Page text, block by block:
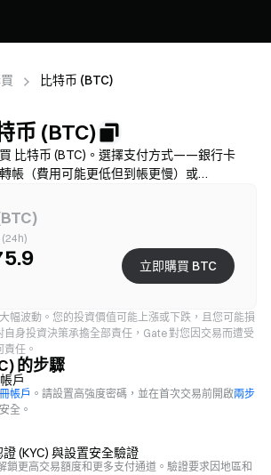
比特币 (BTC)
币 (BTC)
比特币 (BTC)。選擇支付方式——銀行卡
帳（費用可能更低但到帳更慢）或
KYC，並開啟 2FA 保護帳戶。可用性、限
地區和供應商而異。
BTC)
(24h)
立即購買 BTC
幅波動。您的投資價值可能上漲或下跌，且您可能損
身投資決策承擔全部責任，Gate 對您因交易而遭受
任。
的步驟
戶
帳戶 。請設置高強度密碼，並在首次交易前開啟兩步
全。
(KYC) 與設置安全驗證
鎖更高交易額度和更多支付通道。驗證要求因地區和